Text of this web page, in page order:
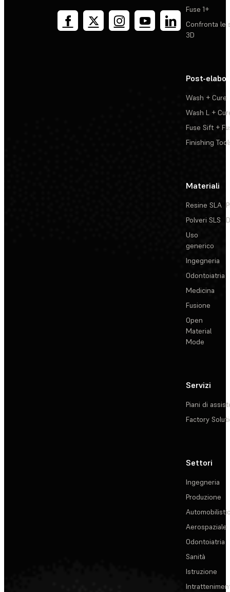
Fuse 1+
Confronta le
3D
Post-
Wash + Cure
Wash L +
Fuse Sift +
Finishing
Materiali
Resine SLA
Polveri SLS
Uso
generico
Ingegneria
Odontoiatria
Medicina
Fusione
Open
Material
Mode
Servizi
Piani di
Factory
Settori
Ingegneria
Produzione
Aerospaziale
Odontoiatria
Sanità
Istruzione